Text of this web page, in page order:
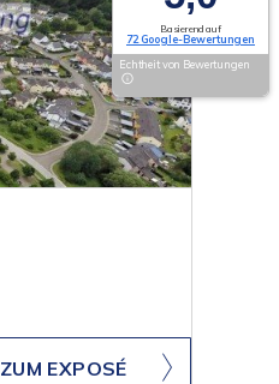
ZUM EXPOSÉ
Basierend auf
72 Google-Bewertungen
Echtheit von Bewertungen